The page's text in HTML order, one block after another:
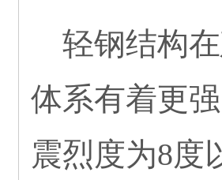
轻钢结构在
体系有着更
震烈度为8度